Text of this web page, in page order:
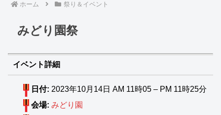
ホーム 祭り＆イベント
みどり園祭
イベント詳細
日付: 2023年10月14日 AM 11時05 – PM 11時25分
会場: みどり園